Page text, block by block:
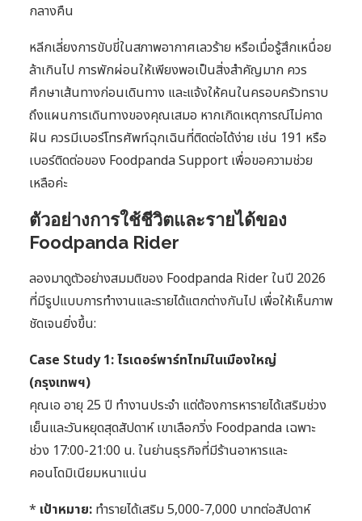
กลางคืน
หลีกเลี่ยงการขับขี่ในสภาพอากาศเลวร้าย หรือเมื่อรู้สึกเหนื่อย
ล้าเกินไป การพักผ่อนให้เพียงพอเป็นสิ่งสำคัญมาก ควร
ศึกษาเส้นทางก่อนเดินทาง และแจ้งให้คนในครอบครัวทราบ
ถึงแผนการเดินทางของคุณเสมอ หากเกิดเหตุการณ์ไม่คาด
ฝัน ควรมีเบอร์โทรศัพท์ฉุกเฉินที่ติดต่อได้ง่าย เช่น 191 หรือ
เบอร์ติดต่อของ Foodpanda Support เพื่อขอความช่วย
เหลือค่ะ
ตัวอย่างการใช้ชีวิตและรายได้ของ
Foodpanda Rider
ลองมาดูตัวอย่างสมมติของ Foodpanda Rider ในปี 2026
ที่มีรูปแบบการทำงานและรายได้แตกต่างกันไป เพื่อให้เห็นภาพ
ชัดเจนยิ่งขึ้น:
Case Study 1: ไรเดอร์พาร์ทไทม์ในเมืองใหญ่
(กรุงเทพฯ)
คุณเอ อายุ 25 ปี ทำงานประจำ แต่ต้องการหารายได้เสริมช่วง
เย็นและวันหยุดสุดสัปดาห์ เขาเลือกวิ่ง Foodpanda เฉพาะ
ช่วง 17:00-21:00 น. ในย่านธุรกิจที่มีร้านอาหารและ
คอนโดมิเนียมหนาแน่น
* เป้าหมาย: ทำรายได้เสริม 5,000-7,000 บาทต่อสัปดาห์